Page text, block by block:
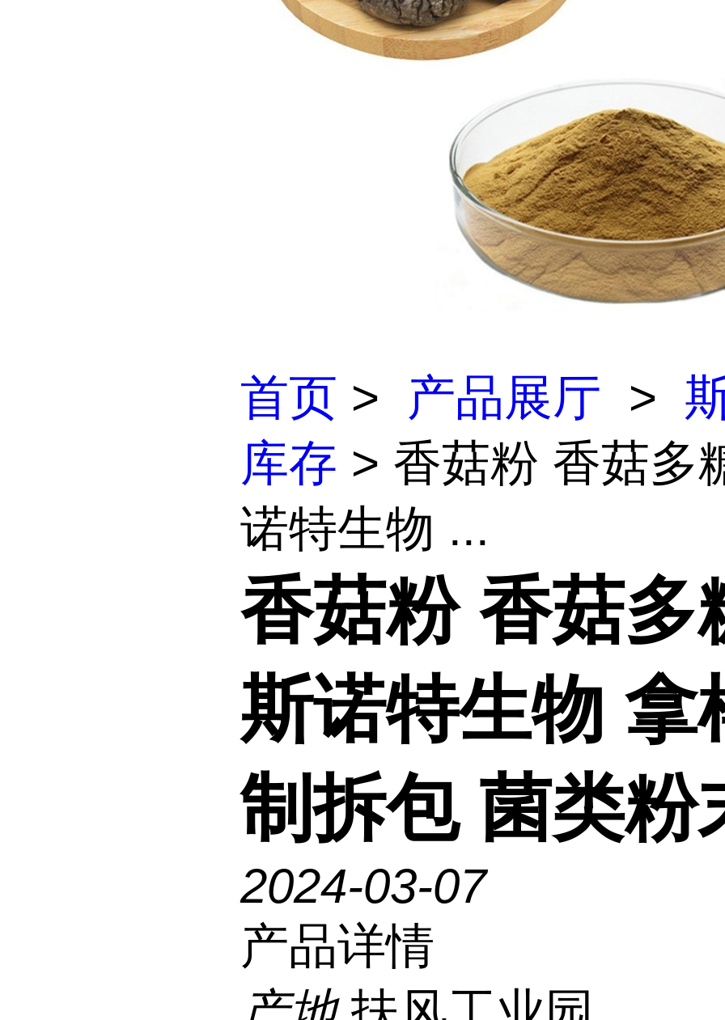
首页 > 产品展厅 >
库存 > 香菇粉 香菇多
诺特生物 ...
香菇粉 香菇多
斯诺特生物 拿
制拆包 菌类粉
2024-03-07
产品详情